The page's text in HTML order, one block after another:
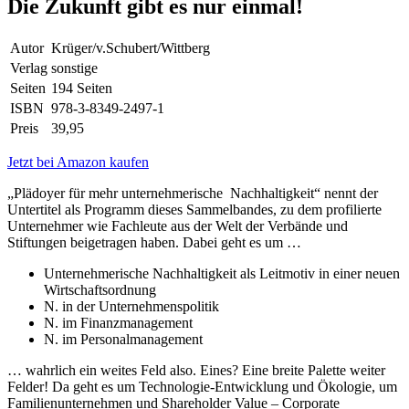
Die Zukunft gibt es nur einmal!
Autor Krüger/v.Schubert/Wittberg
Verlag sonstige
Seiten 194 Seiten
ISBN 978-3-8349-2497-1
Preis
39,95
Jetzt bei Amazon kaufen
„Plädoyer für mehr unternehmerische Nachhaltigkeit“ nennt der
Untertitel als Programm dieses Sammelbandes, zu dem profilierte
Unternehmer wie Fachleute aus der Welt der Verbände und
Stiftungen beigetragen haben. Dabei geht es um …
Unternehmerische Nachhaltigkeit als Leitmotiv in einer neuen
Wirtschaftsordnung
N. in der Unternehmenspolitik
N. im Finanzmanagement
N. im Personalmanagement
… wahrlich ein weites Feld also. Eines? Eine breite Palette weiter
Felder! Da geht es um Technologie-Entwicklung und Ökologie, um
Familienunternehmen und Shareholder Value – Corporate